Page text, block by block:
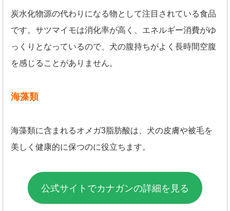
炭水化物源の代わりになる物として注目されている食品
です。サツマイモは消化率が高く、エネルギー消費がゆ
っくりとなっているので、犬の腹持ちがよく長時間空腹
を感じることがありません。
海藻類
海藻類に含まれるオメガ3脂肪酸は、犬の皮膚や被毛を
美しく健康的に保つのに役立ちます。
公式サイトでカナガンの詳細を見る